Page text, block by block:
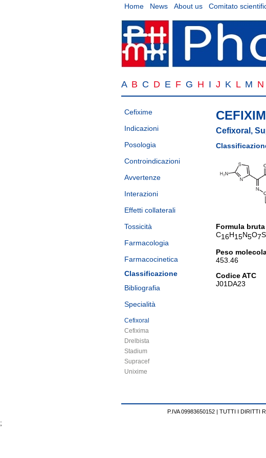
Home News About us Comitato
A B C D E F G H I J K L M N
Cefixime
Indicazioni
Posologia
Controindicazioni
Avvertenze
Interazioni
Effetti collaterali
Tossicità
Farmacologia
Farmacocinetica
Classificazione
Bibliografia
Specialità
Cefixoral
Cefixima
Drelbista
Stadium
Supracef
Unixime
Cefixoral,
Formula bruta
C16H15N5O7S
Peso
453.46
Codice ATC
J01DA23
P.IVA 09983650152 | TUTTI I DIRITTI
;